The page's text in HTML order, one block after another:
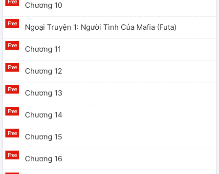
Chương 10
Ngoại Truyện 1: Người Tình Của Mafia (Futa)
Chương 11
Chương 12
Chương 13
Chương 14
Chương 15
Chương 16